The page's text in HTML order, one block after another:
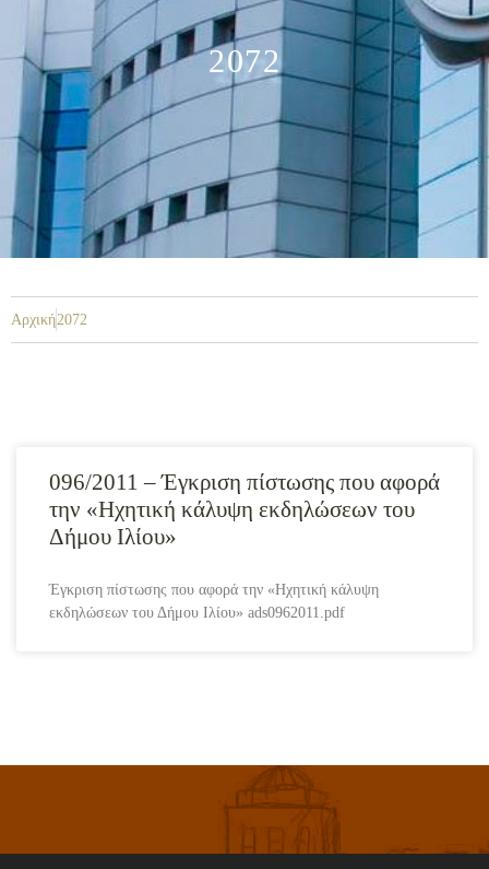
2072
Αρχική2072
096/2011 – Έγκριση πίστωσης που αφορά
την «Ηχητική κάλυψη εκδηλώσεων του
Δήμου Ιλίου»
Έγκριση πίστωσης που αφορά την «Ηχητική κάλυψη
εκδηλώσεων του Δήμου Ιλίου» ads0962011.pdf